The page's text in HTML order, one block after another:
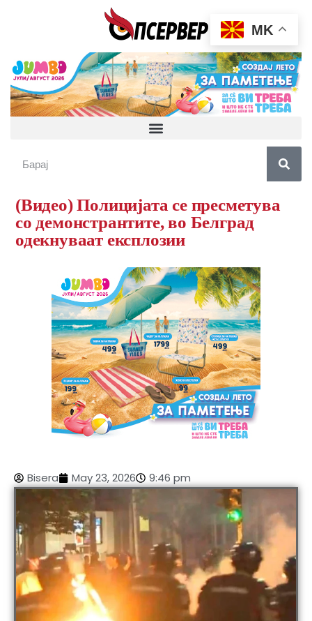
(Видео) Полицијата се пресметува
со демонстрантите, во Белград
одекнуваат експлозии
Bisera May 23, 2026 9:46 pm
MK